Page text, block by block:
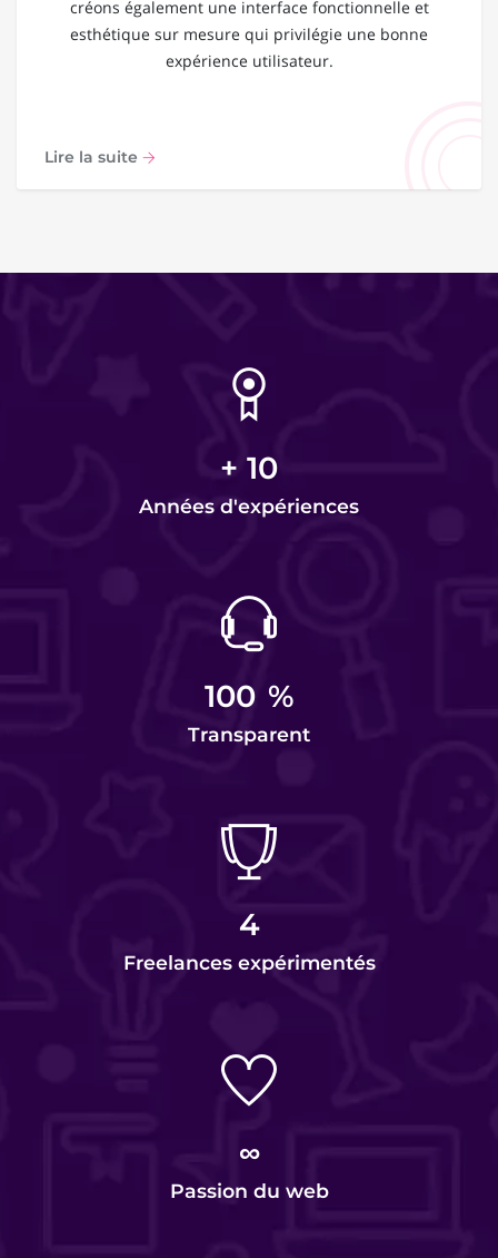
créons également une interface fonctionnelle et
esthétique sur mesure qui privilégie une bonne
expérience utilisateur.
Lire la suite
+ 10
Années d'expériences
100 %
Transparent
4
Freelances expérimentés
∞
Passion du web